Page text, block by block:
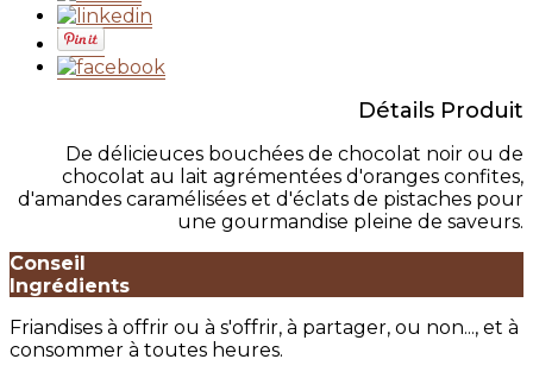
Détails Produit
De délicieuces bouchées de chocolat noir ou de
chocolat au lait agrémentées d'oranges confites,
d'amandes caramélisées et d'éclats de pistaches pour
une gourmandise pleine de saveurs.
Conseil
Ingrédients
Friandises à offrir ou à s'offrir, à partager, ou non..., et à
consommer à toutes heures.